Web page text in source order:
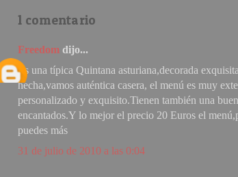
1 comentario
Freedom dijo...
Es una típica Quintana asturiana,decorada
hecha,vamos auténtica casera, el menú es muy
personalizado y exquisito.Tienen también una
encantados.Y lo mejor el precio 20 Euros el
puedes más
31 de julio de 2010 a las 0:04